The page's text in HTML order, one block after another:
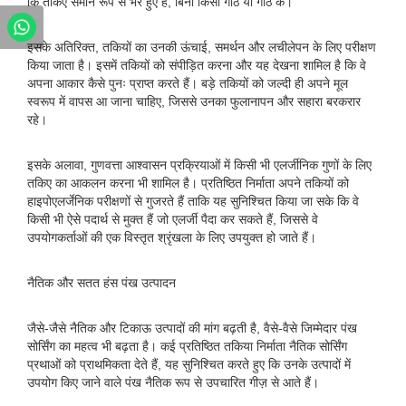
इसके अतिरिक्त, तकियों का उनकी ऊंचाई, समर्थन और लचीलेपन के लिए परीक्षण
किया जाता है। इसमें तकियों को संपीड़ित करना और यह देखना शामिल है कि वे
अपना आकार कैसे पुनः प्राप्त करते हैं। बड़े तकियों को जल्दी ही अपने मूल
स्वरूप में वापस आ जाना चाहिए, जिससे उनका फुलानापन और सहारा बरकरार
रहे।
इसके अलावा, गुणवत्ता आश्वासन प्रक्रियाओं में किसी भी एलर्जीनिक गुणों के लिए
तकिए का आकलन करना भी शामिल है। प्रतिष्ठित निर्माता अपने तकियों को
हाइपोएलर्जेनिक परीक्षणों से गुजरते हैं ताकि यह सुनिश्चित किया जा सके कि वे
किसी भी ऐसे पदार्थ से मुक्त हैं जो एलर्जी पैदा कर सकते हैं, जिससे वे
उपयोगकर्ताओं की एक विस्तृत श्रृंखला के लिए उपयुक्त हो जाते हैं।
नैतिक और सतत हंस पंख उत्पादन
जैसे-जैसे नैतिक और टिकाऊ उत्पादों की मांग बढ़ती है, वैसे-वैसे जिम्मेदार पंख
सोर्सिंग का महत्व भी बढ़ता है। कई प्रतिष्ठित तकिया निर्माता नैतिक सोर्सिंग
प्रथाओं को प्राथमिकता देते हैं, यह सुनिश्चित करते हुए कि उनके उत्पादों में
उपयोग किए जाने वाले पंख नैतिक रूप से उपचारित गीज़ से आते हैं।